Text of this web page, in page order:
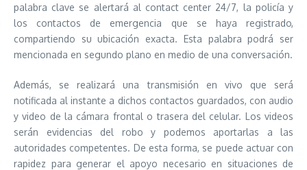
palabra clave se alertará al contact center 24/7, la policía y
los contactos de emergencia que se haya registrado,
compartiendo su ubicación exacta. Esta palabra podrá ser
mencionada en segundo plano en medio de una conversación.
Además, se realizará una transmisión en vivo que será
notificada al instante a dichos contactos guardados, con audio
y video de la cámara frontal o trasera del celular. Los videos
serán evidencias del robo y podemos aportarlas a las
autoridades competentes. De esta forma, se puede actuar con
rapidez para generar el apoyo necesario en situaciones de